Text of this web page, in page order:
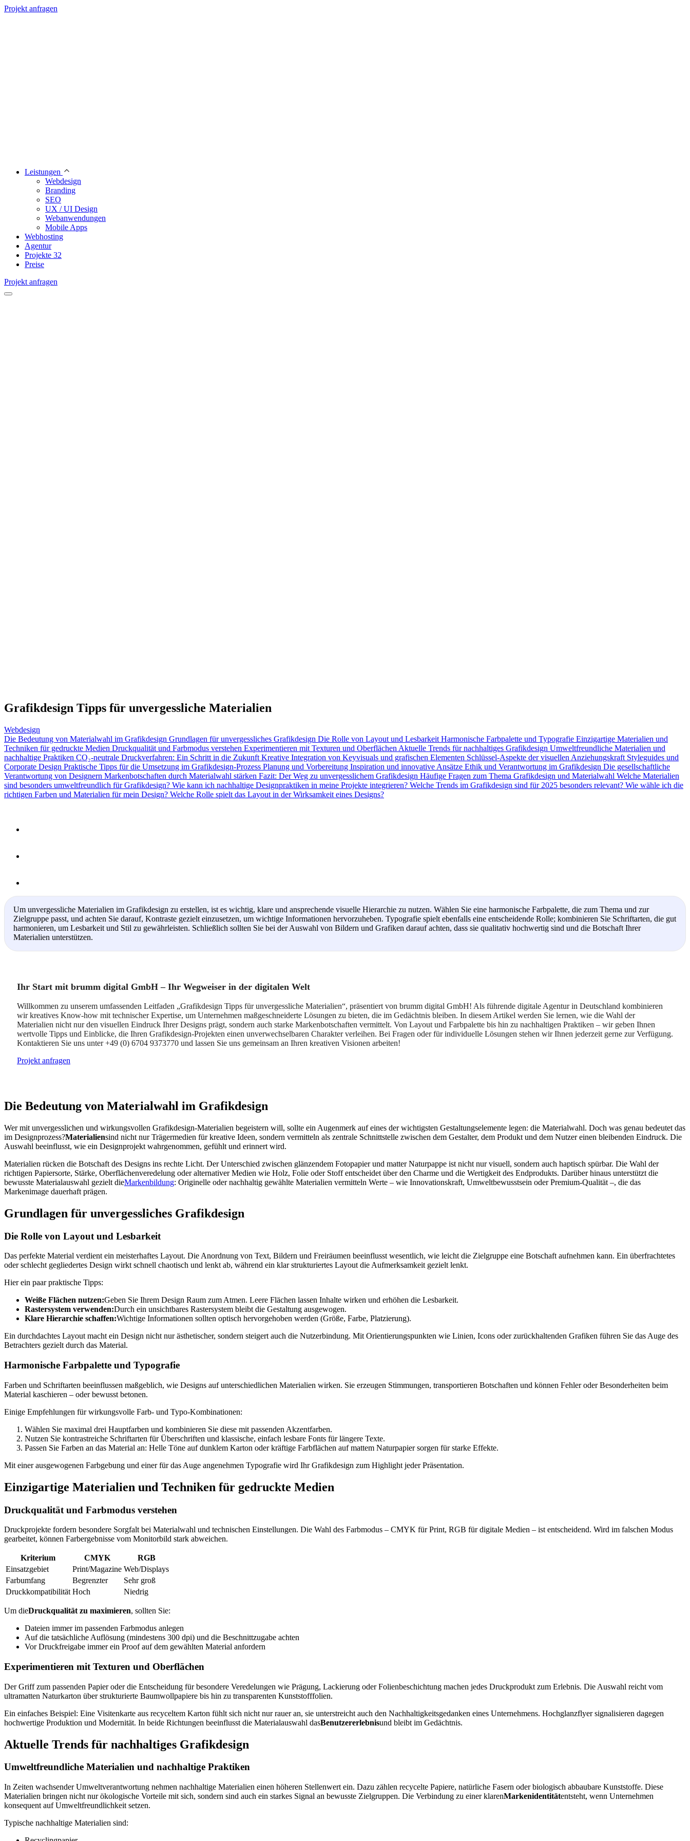
Projekt anfragen
Leistungen
Webdesign
Branding
SEO
UX / UI Design
Webanwendungen
Mobile Apps
Webhosting
Agentur
Projekte 32
Preise
Projekt anfragen
open
Grafikdesign Tipps für unvergessliche Materialien
Webdesign
Die Bedeutung von Materialwahl im Grafikdesign Grundlagen für unvergessliches Grafikdesign Die Rolle von Layout und Lesbarkeit Harmonische Farbpalette und Typografie Einzigartige Materialien und
Techniken für gedruckte Medien Druckqualität und Farbmodus verstehen Experimentieren mit Texturen und Oberflächen Aktuelle Trends für nachhaltiges Grafikdesign Umweltfreundliche Materialien und
nachhaltige Praktiken CO₂-neutrale Druckverfahren: Ein Schritt in die Zukunft Kreative Integration von Keyvisuals und grafischen Elementen Schlüssel-Aspekte der visuellen Anziehungskraft Styleguides und
Corporate Design Praktische Tipps für die Umsetzung im Grafikdesign-Prozess Planung und Vorbereitung Inspiration und innovative Ansätze Ethik und Verantwortung im Grafikdesign Die gesellschaftliche
Verantwortung von Designern Markenbotschaften durch Materialwahl stärken Fazit: Der Weg zu unvergesslichem Grafikdesign Häufige Fragen zum Thema Grafikdesign und Materialwahl Welche Materialien
sind besonders umweltfreundlich für Grafikdesign? Wie kann ich nachhaltige Designpraktiken in meine Projekte integrieren? Welche Trends im Grafikdesign sind für 2025 besonders relevant? Wie wähle ich die
richtigen Farben und Materialien für mein Design? Welche Rolle spielt das Layout in der Wirksamkeit eines Designs?
Um unvergessliche Materialien im Grafikdesign zu erstellen, ist es wichtig, klare und ansprechende visuelle Hierarchie zu nutzen. Wählen Sie eine harmonische Farbpalette, die zum Thema und zur
Zielgruppe passt, und achten Sie darauf, Kontraste gezielt einzusetzen, um wichtige Informationen hervorzuheben. Typografie spielt ebenfalls eine entscheidende Rolle; kombinieren Sie Schriftarten, die gut
harmonieren, um Lesbarkeit und Stil zu gewährleisten. Schließlich sollten Sie bei der Auswahl von Bildern und Grafiken darauf achten, dass sie qualitativ hochwertig sind und die Botschaft Ihrer
Materialien unterstützen.
Ihr Start mit brumm digital GmbH – Ihr Wegweiser in der digitalen Welt
Willkommen zu unserem umfassenden Leitfaden „Grafikdesign Tipps für unvergessliche Materialien“, präsentiert von brumm digital GmbH! Als führende digitale Agentur in Deutschland kombinieren
wir kreatives Know-how mit technischer Expertise, um Unternehmen maßgeschneiderte Lösungen zu bieten, die im Gedächtnis bleiben. In diesem Artikel werden Sie lernen, wie die Wahl der
Materialien nicht nur den visuellen Eindruck Ihrer Designs prägt, sondern auch starke Markenbotschaften vermittelt. Von Layout und Farbpalette bis hin zu nachhaltigen Praktiken – wir geben Ihnen
wertvolle Tipps und Einblicke, die Ihren Grafikdesign-Projekten einen unverwechselbaren Charakter verleihen. Bei Fragen oder für individuelle Lösungen stehen wir Ihnen jederzeit gerne zur Verfügung.
Kontaktieren Sie uns unter +49 (0) 6704 9373770 und lassen Sie uns gemeinsam an Ihren kreativen Visionen arbeiten!
Projekt anfragen
Die Bedeutung von Materialwahl im Grafikdesign
Wer mit unvergesslichen und wirkungsvollen Grafikdesign-Materialien begeistern will, sollte ein Augenmerk auf eines der wichtigsten Gestaltungselemente legen: die Materialwahl. Doch was genau bedeutet das
im Designprozess?Materialiensind nicht nur Trägermedien für kreative Ideen, sondern vermitteln als zentrale Schnittstelle zwischen dem Gestalter, dem Produkt und dem Nutzer einen bleibenden Eindruck. Die
Auswahl beeinflusst, wie ein Designprojekt wahrgenommen, gefühlt und erinnert wird.
Materialien rücken die Botschaft des Designs ins rechte Licht. Der Unterschied zwischen glänzendem Fotopapier und matter Naturpappe ist nicht nur visuell, sondern auch haptisch spürbar. Die Wahl der
richtigen Papiersorte, Stärke, Oberflächenveredelung oder alternativer Medien wie Holz, Folie oder Stoff entscheidet über den Charme und die Wertigkeit des Endprodukts. Darüber hinaus unterstützt die
bewusste Materialauswahl gezielt dieMarkenbildung: Originelle oder nachhaltig gewählte Materialien vermitteln Werte – wie Innovationskraft, Umweltbewusstsein oder Premium-Qualität –, die das
Markenimage dauerhaft prägen.
Grundlagen für unvergessliches Grafikdesign
Die Rolle von Layout und Lesbarkeit
Das perfekte Material verdient ein meisterhaftes Layout. Die Anordnung von Text, Bildern und Freiräumen beeinflusst wesentlich, wie leicht die Zielgruppe eine Botschaft aufnehmen kann. Ein überfrachtetes
oder schlecht gegliedertes Design wirkt schnell chaotisch und lenkt ab, während ein klar strukturiertes Layout die Aufmerksamkeit gezielt lenkt.
Hier ein paar praktische Tipps:
Weiße Flächen nutzen:Geben Sie Ihrem Design Raum zum Atmen. Leere Flächen lassen Inhalte wirken und erhöhen die Lesbarkeit.
Rastersystem verwenden:Durch ein unsichtbares Rastersystem bleibt die Gestaltung ausgewogen.
Klare Hierarchie schaffen:Wichtige Informationen sollten optisch hervorgehoben werden (Größe, Farbe, Platzierung).
Ein durchdachtes Layout macht ein Design nicht nur ästhetischer, sondern steigert auch die Nutzerbindung. Mit Orientierungspunkten wie Linien, Icons oder zurückhaltenden Grafiken führen Sie das Auge des
Betrachters gezielt durch das Material.
Harmonische Farbpalette und Typografie
Farben und Schriftarten beeinflussen maßgeblich, wie Designs auf unterschiedlichen Materialien wirken. Sie erzeugen Stimmungen, transportieren Botschaften und können Fehler oder Besonderheiten beim
Material kaschieren – oder bewusst betonen.
Einige Empfehlungen für wirkungsvolle Farb- und Typo-Kombinationen:
Wählen Sie maximal drei Hauptfarben und kombinieren Sie diese mit passenden Akzentfarben.
Nutzen Sie kontrastreiche Schriftarten für Überschriften und klassische, einfach lesbare Fonts für längere Texte.
Passen Sie Farben an das Material an: Helle Töne auf dunklem Karton oder kräftige Farbflächen auf mattem Naturpapier sorgen für starke Effekte.
Mit einer ausgewogenen Farbgebung und einer für das Auge angenehmen Typografie wird Ihr Grafikdesign zum Highlight jeder Präsentation.
Einzigartige Materialien und Techniken für gedruckte Medien
Druckqualität und Farbmodus verstehen
Druckprojekte fordern besondere Sorgfalt bei Materialwahl und technischen Einstellungen. Die Wahl des Farbmodus – CMYK für Print, RGB für digitale Medien – ist entscheidend. Wird im falschen Modus
gearbeitet, können Farbergebnisse vom Monitorbild stark abweichen.
Kriterium CMYK
RGB
Einsatzgebiet
Print/Magazine Web/Displays
Farbumfang
Begrenzter
Sehr groß
Druckkompatibilität Hoch Niedrig
Um dieDruckqualität zu maximieren, sollten Sie:
Dateien immer im passenden Farbmodus anlegen
Auf die tatsächliche Auflösung (mindestens 300 dpi) und die Beschnittzugabe achten
Vor Druckfreigabe immer ein Proof auf dem gewählten Material anfordern
Experimentieren mit Texturen und Oberflächen
Der Griff zum passenden Papier oder die Entscheidung für besondere Veredelungen wie Prägung, Lackierung oder Folienbeschichtung machen jedes Druckprodukt zum Erlebnis. Die Auswahl reicht vom
ultramatten Naturkarton über strukturierte Baumwollpapiere bis hin zu transparenten Kunststofffolien.
Ein einfaches Beispiel: Eine Visitenkarte aus recyceltem Karton fühlt sich nicht nur rauer an, sie unterstreicht auch den Nachhaltigkeitsgedanken eines Unternehmens. Hochglanzflyer signalisieren dagegen
hochwertige Produktion und Modernität. In beide Richtungen beeinflusst die Materialauswahl dasBenutzererlebnisund bleibt im Gedächtnis.
Aktuelle Trends für nachhaltiges Grafikdesign
Umweltfreundliche Materialien und nachhaltige Praktiken
In Zeiten wachsender Umweltverantwortung nehmen nachhaltige Materialien einen höheren Stellenwert ein. Dazu zählen recycelte Papiere, natürliche Fasern oder biologisch abbaubare Kunststoffe. Diese
Materialien bringen nicht nur ökologische Vorteile mit sich, sondern sind auch ein starkes Signal an bewusste Zielgruppen. Die Verbindung zu einer klarenMarkenidentitätentsteht, wenn Unternehmen
konsequent auf Umweltfreundlichkeit setzen.
Typische nachhaltige Materialien sind: